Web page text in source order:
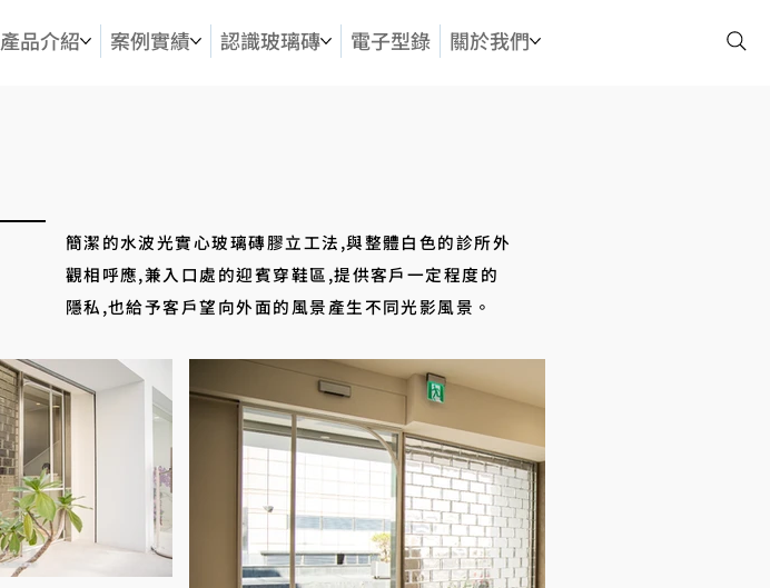
產品介紹 案例實績 認識玻璃磚 電子型錄 關於我們
簡潔的水波光實心玻璃磚膠立工法,與整體白色的診所外
觀相呼應,兼入口處的迎賓穿鞋區,提供客戶一定程度的
隱私,也給予客戶望向外面的風景產生不同光影風景。